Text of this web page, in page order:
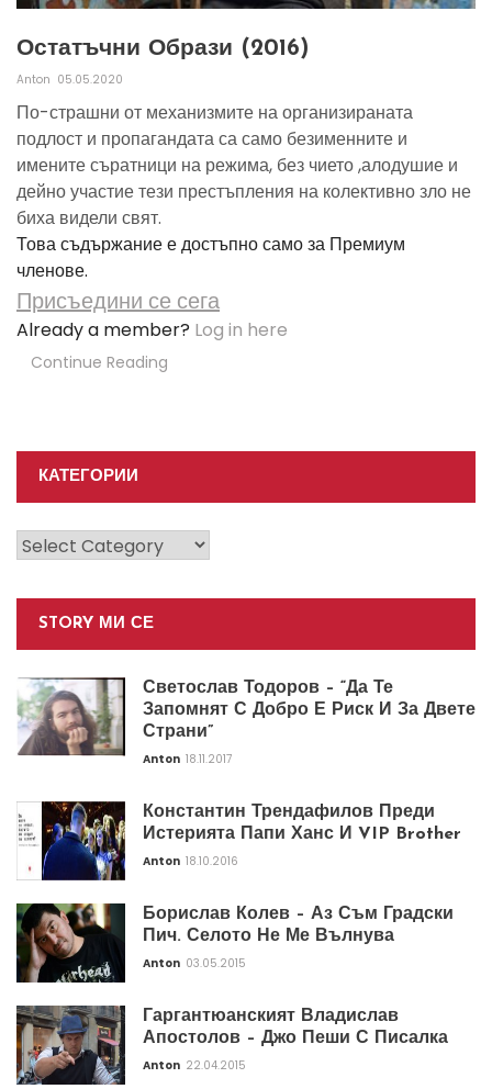
Остатъчни Образи (2016)
Anton 05.05.2020
По-страшни от механизмите на организираната
подлост и пропагандата са само безименните и
имените съратници на режима, без чието ,алодушие и
дейно участие тези престъпления на колективно зло не
биха видели свят.
Това съдържание е достъпно само за Премиум
членове.
Присъедини се сега
Already a member? Log in here
Continue Reading
КАТЕГОРИИ
Категории
STORY МИ СЕ
Светослав Тодоров – “Да Те
Запомнят С Добро Е Риск И За Двете
Страни”
Anton 18.11.2017
Константин Трендафилов Преди
Истерията Папи Ханс И VIP Brother
Anton 18.10.2016
Борислав Колев – Аз Съм Градски
Пич. Селото Не Ме Вълнува
Anton 03.05.2015
Гаргантюанският Владислав
Апостолов – Джо Пеши С Писалка
Anton 22.04.2015